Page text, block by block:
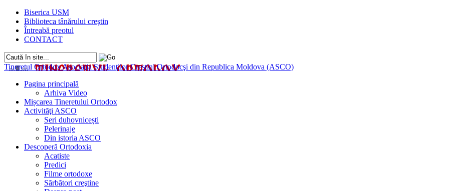
Biserica USM
Biblioteca tânărului creştin
Întreabă preotul
CONTACT
Tineretul OrtodoxAsociaţia Studenţilor Creştini Ortodocşi din Republica Moldova (ASCO)
Pagina principală
Arhiva Video
Mișcarea Tineretului Ortodox
Activităţi ASCO
Seri duhovnicești
Pelerinaje
Din istoria ASCO
Descoperă Ortodoxia
Acatiste
Predici
Filme ortodoxe
Sărbători creştine